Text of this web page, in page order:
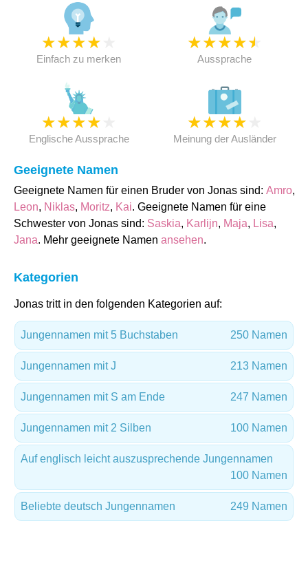
★★★★
Einfach zu merken
★★★★★
Aussprache
★★★★
Englische Aussprache
★★★★
Meinung der Ausländer
Geeignete Namen
Geeignete Namen für einen Bruder von Jonas sind: Amro,
Leon, Niklas, Moritz, Kai. Geeignete Namen für eine
Schwester von Jonas sind: Saskia, Karlijn, Maja, Lisa,
Jana. Mehr geeignete Namen ansehen.
Kategorien
Jonas tritt in den folgenden Kategorien auf:
Jungennamen mit 5 Buchstaben 250 Namen
Jungennamen mit J 213 Namen
Jungennamen mit S am Ende 247 Namen
Jungennamen mit 2 Silben 100 Namen
Auf englisch leicht auszusprechende Jungennamen
100 Namen
Beliebte deutsch Jungennamen 249 Namen